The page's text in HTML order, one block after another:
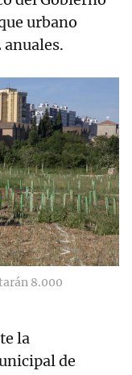
urbano
anuales.
8.000
la
de